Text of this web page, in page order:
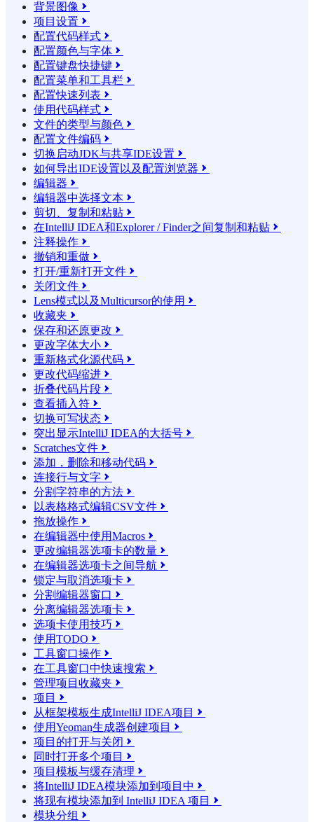
背景图像 
项目设置 
配置代码样式 
配置颜色与字体 
配置键盘快捷键 
配置菜单和工具栏 
配置快速列表 
使用代码样式 
文件的类型与颜色 
配置文件编码 
切换启动JDK与共享IDE设置 
如何导出IDE设置以及配置浏览器 
编辑器 
编辑器中选择文本 
剪切、复制和粘贴 
在IntelliJ IDEA和Explorer / Finder之间复制和粘贴 
注释操作 
撤销和重做 
打开/重新打开文件 
关闭文件 
Lens模式以及Multicursor的使用 
收藏夹 
保存和还原更改 
更改字体大小 
重新格式化源代码 
更改代码缩进 
折叠代码片段 
查看插入符 
切换可写状态 
突出显示IntelliJ IDEA的大括号 
Scratches文件 
添加，删除和移动代码 
连接行与文字 
分割字符串的方法 
以表格格式编辑CSV文件 
拖放操作 
在编辑器中使用Macros 
更改编辑器选项卡的数量 
在编辑器选项卡之间导航 
锁定与取消选项卡 
分割编辑器窗口 
分离编辑器选项卡 
选项卡使用技巧 
使用TODO 
工具窗口操作 
在工具窗口中快速搜索 
管理项目收藏夹 
项目 
从框架模板生成IntelliJ IDEA项目 
使用Yeoman生成器创建项目 
项目的打开与关闭 
同时打开多个项目 
项目模板与缓存清理 
将IntelliJ IDEA模块添加到项目中 
将现有模块添加到 IntelliJ IDEA 项目 
模块分组 